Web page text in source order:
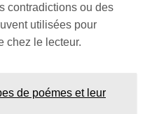
contradictions ou des
utilisées pour
chez le lecteur.
de poémes et leur